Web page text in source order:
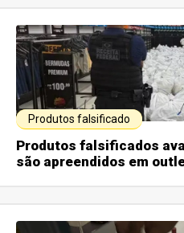
Produtos falsificado
Produtos falsificados
são apreendidos em